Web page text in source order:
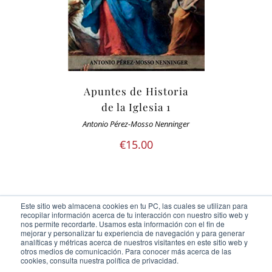
Este sitio web almacena cookies en tu PC, las cuales se utilizan para
recopilar información acerca de tu interacción con nuestro sitio web y
nos permite recordarte. Usamos esta información con el fin de
mejorar y personalizar tu experiencia de navegación y para generar
analíticas y métricas acerca de nuestros visitantes en este sitio web y
otros medios de comunicación. Para conocer más acerca de las
cookies, consulta nuestra política de privacidad.
Apuntes de Historia
de la Iglesia 1
Antonio Pérez-Mosso Nenninger
€15.00
Ediciones Cor Iesu Copyright 2020 |id digital agency